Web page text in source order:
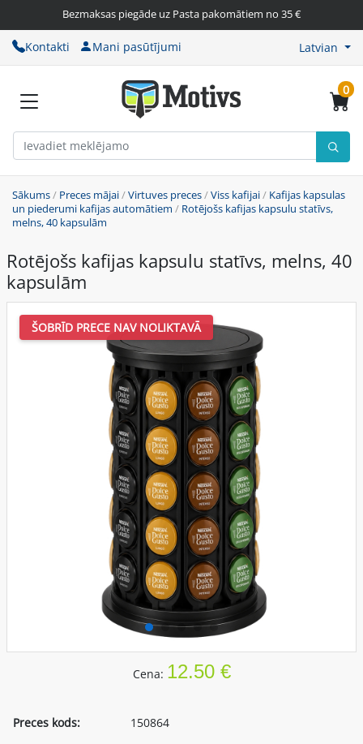
Bezmaksas piegāde uz Pasta pakomātiem no 35 €
Kontakti Mani pasūtījumi Latvian
0
Sākums/ Preces mājai/Virtuves preces/Viss kafijai/ Kafijas kapsulas
un piederumi kafijas automātiem / Rotējošs kafijas kapsulu statīvs,
melns, 40 kapsulām
Rotējošs kafijas kapsulu statīvs, melns, 40
kapsulām
ŠOBRĪD PRECE NAV NOLIKTAVĀ
Cena: 12.50 €
Preces kods:
150864